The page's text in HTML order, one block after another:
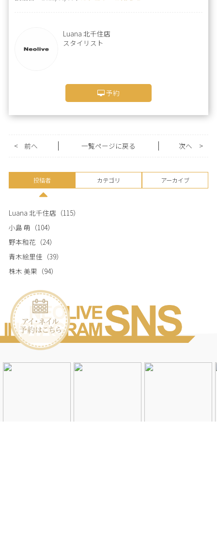
Luana 北千住店
スタイリスト
予約
< 前へ 一覧ページに戻る >
次へ
投稿者 カテゴリ アーカイブ
Luana 北千住店 （115）
小島 萌 （104）
野本和花 （24）
青木絵里佳 （39）
株木 美果 （94）